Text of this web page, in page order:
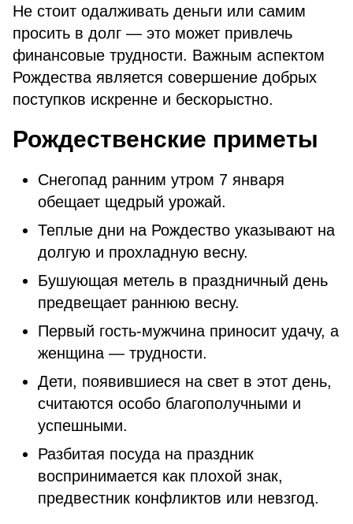
Не стоит одалживать деньги или самим
просить в долг — это может привлечь
финансовые трудности. Важным аспектом
Рождества является совершение добрых
поступков искренне и бескорыстно.
Рождественские приметы
Снегопад ранним утром 7 января
обещает щедрый урожай.
Теплые дни на Рождество указывают на
долгую и прохладную весну.
Бушующая метель в праздничный день
предвещает раннюю весну.
Первый гость-мужчина приносит удачу, а
женщина — трудности.
Дети, появившиеся на свет в этот день,
считаются особо благополучными и
успешными.
Разбитая посуда на праздник
воспринимается как плохой знак,
предвестник конфликтов или невзгод.